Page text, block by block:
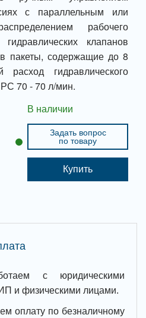
с параллельным или
рабочего
клапанов
пакеты, содержащие до 8
гидравлического
70 - 70 л/мин.
В наличии
Задать вопрос
по товару
Купить
с юридическими
и физическими лицами.
оплату по безналичному